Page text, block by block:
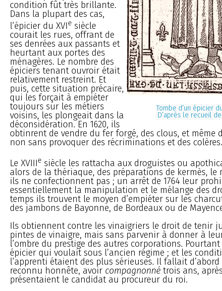
Tombe d’un épicier
D’après le recueil
condition fût très brillante.
Dans la plupart des cas,
l’épicier du XVIe siècle
courait les rues, offrant de
ses denrées aux passants et
heurtant aux portes des
ménagères. Le nombre des
épiciers tenant ouvroir était
relativement restreint. Et
puis, cette situation précaire,
qui les forçait à empiéter
toujours sur les métiers
voisins, les plongeait dans la
déconsidération. En 1620, ils
obtinrent de vendre du fer forgé, des clous, et même
non sans provoquer des récriminations et des colères.
Le XVIIIe siècle les rattacha aux droguistes ou
alors de la thériaque, des préparations de kermès,
ils ne confectionnent pas ; un arrêt de 1764 leur
essentiellement la manipulation et le mélange des
temps ils trouvent le moyen d’empiéter sur les
des jambons de Bayonne, de Bordeaux ou de
Ils obtiennent contre les vinaigriers le droit de tenir
pintes de vinaigre, mais sans parvenir à donner à
l’ombre du prestige des autres corporations.
épicier qui voulait sous l’ancien régime ; et les
l’apprenti étaient des plus sérieuses. Il fallait d’abord
reconnu honnête, avoir compagnonné trois ans,
présentaient le candidat au procureur du roi.